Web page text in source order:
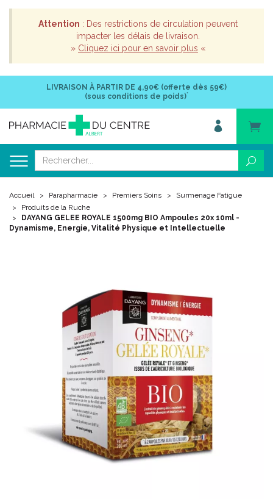
Attention : Des restrictions de circulation peuvent
impacter les délais de livraison.
» Cliquez ici pour en savoir plus «
LIVRAISON À PARTIR DE 4,90€ (offerte dès 59€)
(sous conditions de poids)*
Accueil Parapharmacie Premiers Soins
Surmenage Fatigue
Produits de la Ruche
DAYANG GELEE ROYALE 1500mg BIO Ampoules 20x 10ml -
Dynamisme, Energie, Vitalité Physique et Intellectuelle